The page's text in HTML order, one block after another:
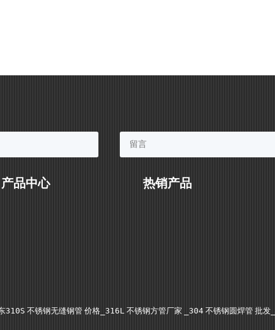
产品中心 热销产品
310S 不锈钢无缝钢管 价格_316L 不锈钢方管厂家 _304 不锈钢圆焊管 批发